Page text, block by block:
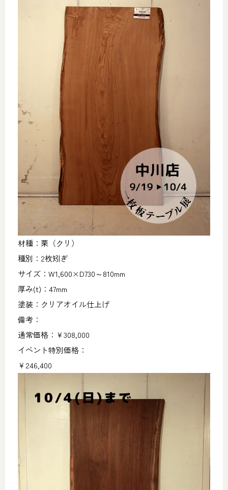
材種：栗（クリ）
種別：2枚矧ぎ
サイズ：W1,600×D730～810mm
厚み(t)：47mm
塗装：クリアオイル仕上げ
備考：
通常価格：￥308,000
イベント特別価格：
￥246,400